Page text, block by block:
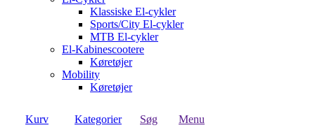
Klassiske El-cykler
Sports/City El-cykler
MTB El-cykler
El-Kabinescootere
Køretøjer
Mobility
Køretøjer
Kurv Kategorier Søg Menu